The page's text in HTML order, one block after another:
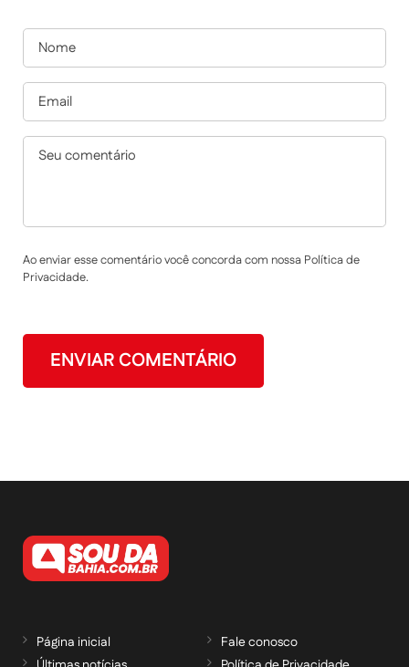
Ao enviar esse comentário você concorda com nossa Política de
Privacidade.
Página inicial
Fale conosco